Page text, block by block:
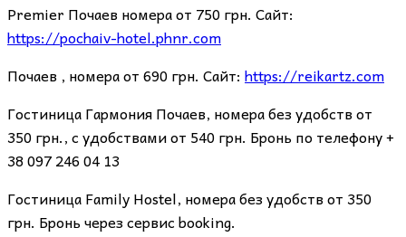
Premier Почаев номера от 750 грн. Сайт:
https://pochaiv-hotel.phnr.com
Почаeв , номера от 690 грн. Сайт: https://reikartz.com
Гостиница Гармония Почаев, номера без удобств от
350 грн., с удобствами от 540 грн. Бронь по телефону +
38 097 246 04 13
Гостиница Family Hostel, номера без удобств от 350
грн. Бронь через сервис booking.